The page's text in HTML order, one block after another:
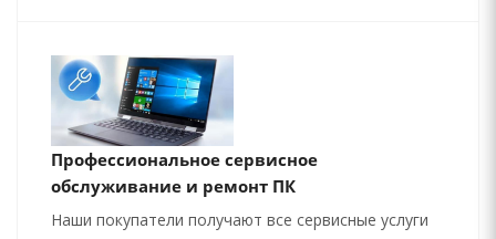
Профессиональное сервисное
обслуживание и ремонт ПК
Наши покупатели получают все сервисные услуги